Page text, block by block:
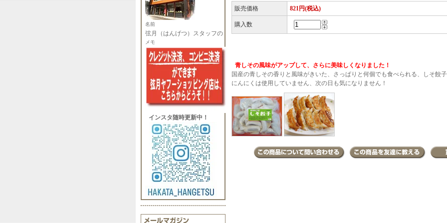
名前
弦月（はんげつ）スタッフの
メモ
インスタ随時更新中！
販売価格 821円(税込)
購入数
青しその風味がアップして、さらに美味しくなりました！
国産の青しその香りと風味がきいた、さっぱりと何個でも食べられる、しそ餃
にんにくは使用していません、次の日も気になりません！